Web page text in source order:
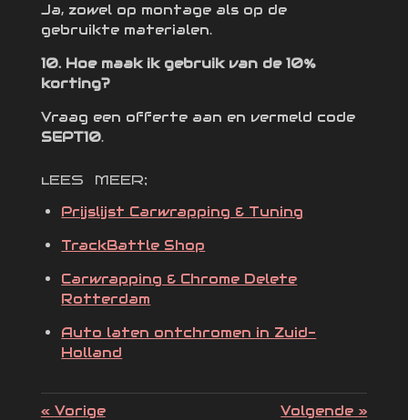
Ja, zowel op montage als op de
gebruikte materialen.
10. Hoe maak ik gebruik van de 10%
korting?
Vraag een offerte aan en vermeld code
SEPT10.
lEES MEER;
Prijslijst Carwrapping & Tuning
TrackBattle Shop
Carwrapping & Chrome Delete
Rotterdam
Auto laten ontchromen in Zuid-
Holland
« Vorige Volgende »